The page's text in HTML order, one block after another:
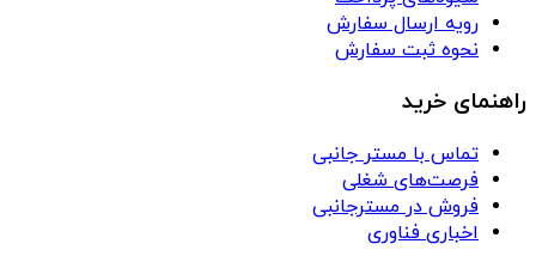
رویه ارسال سفارش
نحوه ثبت سفارش
راهنمای خرید
تماس با مستر جانبی
فرصت‌های شغلی
فروش در مسترجانبی
اخباری فناوری